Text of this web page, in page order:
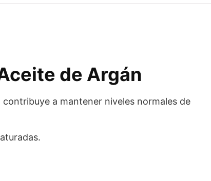
de Argán
a mantener niveles normales de